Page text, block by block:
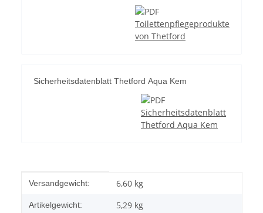
Toilettenpflegeprodukte
von Thetford
Sicherheitsdatenblatt Thetford Aqua Kem
Sicherheitsdatenblatt
Thetford Aqua Kem
Produkteigenschaft
Wert
Versandgewicht: 6,60 kg
Artikelgewicht: 5,29 kg